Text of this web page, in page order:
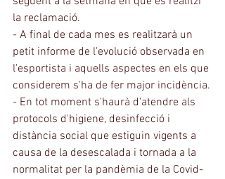
la reclamació.
- A final de cada mes es realitzarà un
petit informe de l'evolució observada en
l'esportista i aquells aspectes en els que
considerem s'ha de fer major incidència.
- En tot moment s'haurà d'atendre als
protocols d'higiene, desinfecció i
distància social que estiguin vigents a
causa de la desescalada i tornada a la
normalitat per la pandèmia de la Covid-